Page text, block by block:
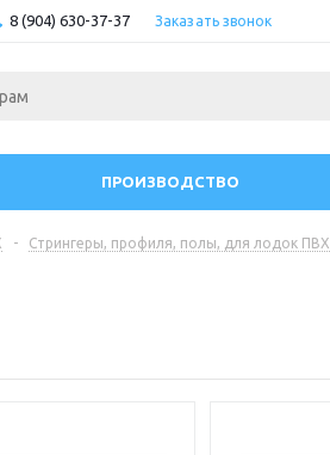
8 (904) 630-37-37 Заказать звонок
ПРОИЗВОДСТВО
- Стрингеры, профиля, полы, для лодок ПВХ